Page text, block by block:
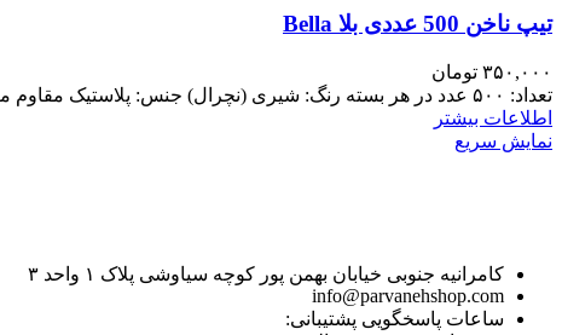
تیپ ناخن 500 عددی بلا Bella
۳۵۰,۰۰۰ تومان
تعداد: ۵۰۰ عدد در هر بسته رنگ: شیری (نچرال) جنس: پلاستیک مقاوم مناسب برای استفاده در کاشت ناخن با تیپ
اطلاعات بیشتر
نمایش سریع
کامرانیه جنوبی خیابان بهمن پور کوچه سیاوشی پلاک ۱ واحد ۳
info@parvanehshop.com
ساعات پاسخگویی پشتیبانی: